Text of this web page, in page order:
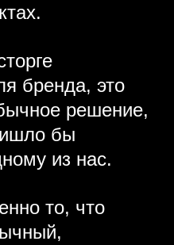
бренда, это
решение,
бы
из нас.
то, что